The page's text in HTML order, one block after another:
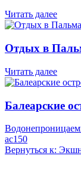
Читать далее
Отдых в
Читать далее
Балеарские
ac150
Вернуться к: